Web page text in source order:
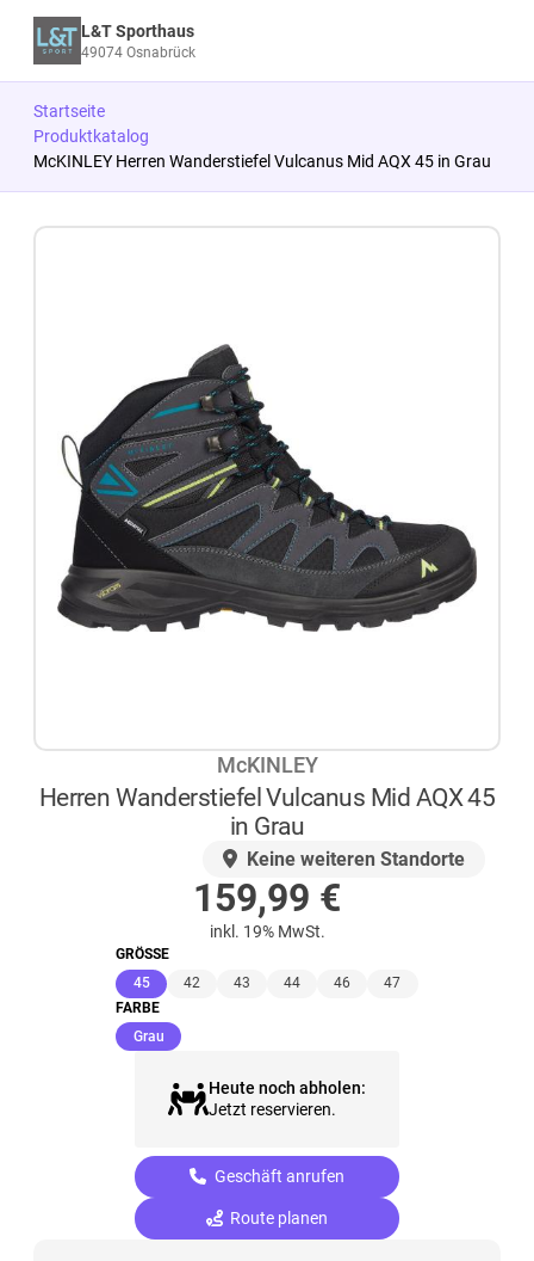
L&T Sporthaus
49074 Osnabrück
Startseite
Produktkatalog
McKINLEY Herren Wanderstiefel Vulcanus Mid AQX 45 in Grau
McKINLEY
Herren Wanderstiefel Vulcanus Mid AQX 45
in Grau
Keine weiteren Standorte
159,99 €
inkl. 19% MwSt.
GRÖSSE
45(ausgewählt)
42 43 44 46
47
FARBE
Grau(ausgewählt)
Heute noch abholen:
Jetzt reservieren.
Geschäft anrufen
Route planen